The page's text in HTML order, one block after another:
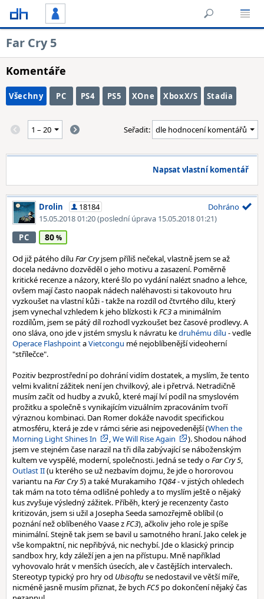
Far Cry 5
Komentáře
Všechny PC PS4 PS5 XOne XboxX/S Stadia
Seřadit:
Napsat vlastní komentář
Drolin
18184
15.05.2018 01:20(poslední úprava 15.05.2018 01:21)
Dohráno
PC 80
Od již pátého dílu Far Cryjsem příliš nečekal, vlastně jsem se až
docela nedávno dozvěděl o jeho motivu a zasazení. Poměrně
kritické recenze a názory, které šlo po vydání nalézt snadno a lehce,
ovšem mají často naopak nádech naléhavosti si takovouto hru
vyzkoušet na vlastní kůži - takže na rozdíl od čtvrtého dílu, který
jsem vynechal vzhledem k jeho blízkosti kFC3a minimálním
rozdílům, jsem se pátý díl rozhodl vyzkoušet bez časové prodlevy. A
ono sláva, ono jde v jistém smyslu k návratu kedruhému dílu - vedle
Operace FlashpointaVietcongu mé nejoblíbenější videoherní
"střílečce".
Pozitiv bezprostřední po dohrání vidím dostatek, a myslím, že tento
velmi kvalitní zážitek není jen chvilkový, ale i přetrvá. Netradičně
musím začít od hudby a zvuků, které mají lví podíl na smyslovém
prožitku a společně s vynikajícím vizuálním zpracováním tvoří
výraznou kombinaci. Dan Romer dokáže navodit specifickou
atmosféru, která je zde v rámci série asi nejpovedenější (When the
Morning Light Shines In
,We Will Rise Again
). Shodou náhod
jsem ve stejném čase narazil na tři díla zabývající se náboženským
kultem ve vyspělé, moderní, společnosti. Jedná se tedy oFar Cry 5,
Outlast II(u kterého se už nezbavím dojmu, že jde o hororovou
variantu naFar Cry 5) a také Murakamiho 1Q84- v jistých ohledech
tak mám na toto téma odlišné pohledy a to myslím ještě o nějaký
kus zvyšuje výsledný zážitek. Příběh, který je recenzenty často
kritizován, jsem si užil a Josepha Seeda samozřejmě oblíbil (o
poznání než oblíbeného Vaase zFC3), ačkoliv jeho role je spíše
minimální. Stejně tak jsem se bavil u samotného hraní. Jako celek je
vše kompaktní, nic nepřibývá, nic nechybí. Jde o klasický princip
sandbox hry, kdy záleží jen a jen na přístupu. Mně například
vyhovovalo hrát v menších úsecích, ale v častějších intervalech.
Stereotyp typický pro hry od Ubisoftu se nedostavil ve větší míře,
nicméně jasně musím přiznat, že bych FC5 po dokončení nějaký čas